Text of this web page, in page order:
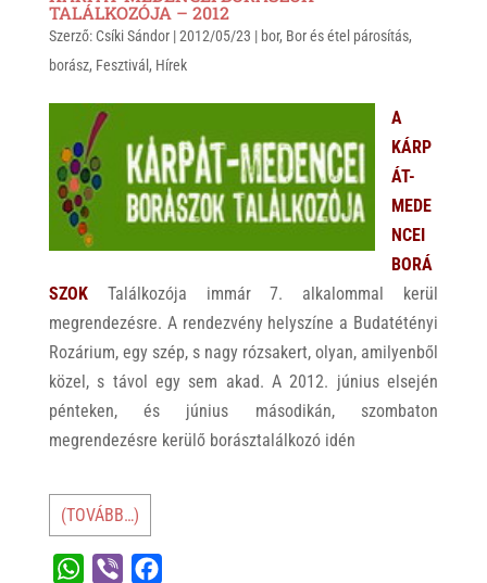
t
s
A
p
p
e
r
e
b
o
o
TALÁLKOZÓJA – 2012
Szerző: Csíki Sándor|2012/05/23 | bor, Bor és étel párosítás,
borász, Fesztivál , Hírek
A
KÁRP
ÁT-
MEDE
NCEI
BORÁ
SZOK Találkozója immár 7. alkalommal kerül
megrendezésre. A rendezvény helyszíne a Budatétényi
Rozárium, egy szép, s nagy rózsakert, olyan, amilyenből
közel, s távol egy sem akad. A 2012. június elsején
pénteken, és június másodikán, szombaton
megrendezésre kerülő borásztalálkozó idén
(TOVÁBB…)